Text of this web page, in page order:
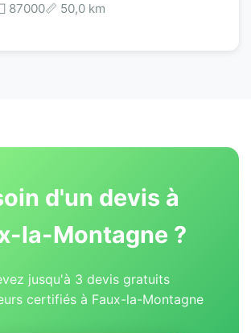
87000📏 50,0 km
d'un devis à
la-Montagne ?
jusqu'à 3 devis gratuits
certifiés à Faux-la-Montagne